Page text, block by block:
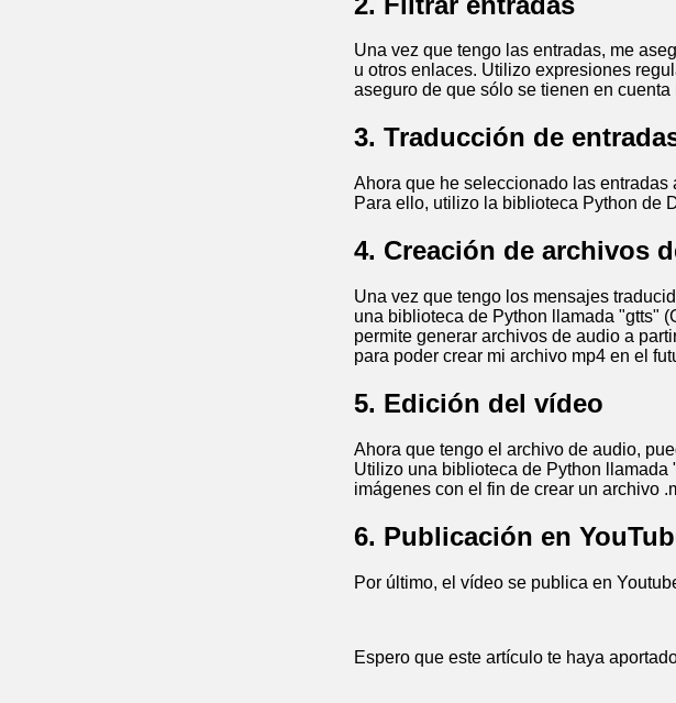
Una vez que tengo las entradas, me
u otros enlaces. Utilizo expresiones
aseguro de que sólo se tienen en
3. Traducción de
Ahora que he seleccionado las
Para ello, utilizo la biblioteca Python de
4. Creación de archivos
Una vez que tengo los mensajes
una biblioteca de Python llamada "gtts"
permite generar archivos de audio a
para poder crear mi archivo mp4 en el
5. Edición del vídeo
Ahora que tengo el archivo de audio,
Utilizo una biblioteca de Python
imágenes con el fin de crear un archivo
6. Publicación en
Por último, el vídeo se publica en
Espero que este artículo te haya